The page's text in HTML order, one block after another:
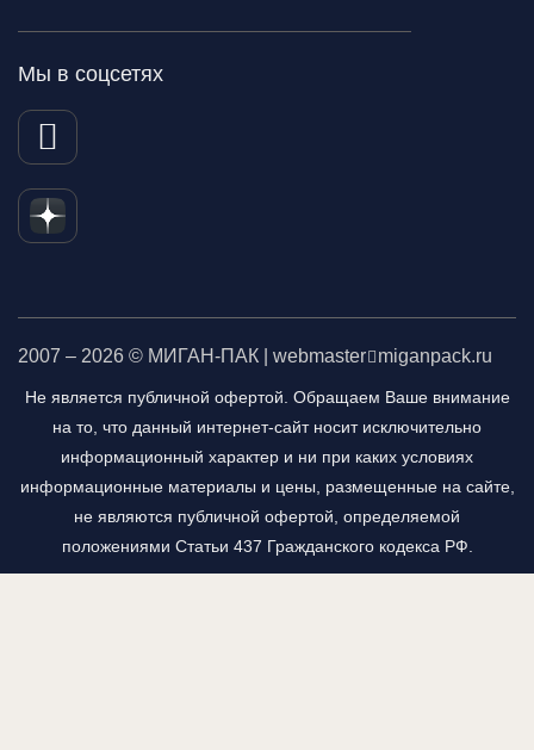
Мы в соцсетях
2007 – 2026 © МИГАН-ПАК | webmaster miganpack.ru
Не является публичной офертой. Обращаем Ваше внимание
на то, что данный интернет-сайт носит исключительно
информационный характер и ни при каких условиях
информационные материалы и цены, размещенные на сайте,
не являются публичной офертой, определяемой
положениями Статьи 437 Гражданского кодекса РФ.